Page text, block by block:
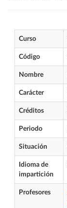
Curso
Código
Nombre
Carácter
Créditos
Periodo
Situación
Idioma de
impartición
Profesores